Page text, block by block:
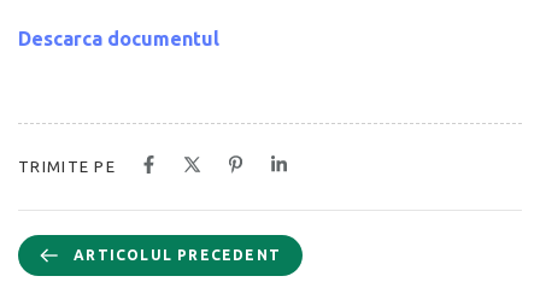
Descarca documentul
TRIMITE PE
ARTICOLUL PRECEDENT